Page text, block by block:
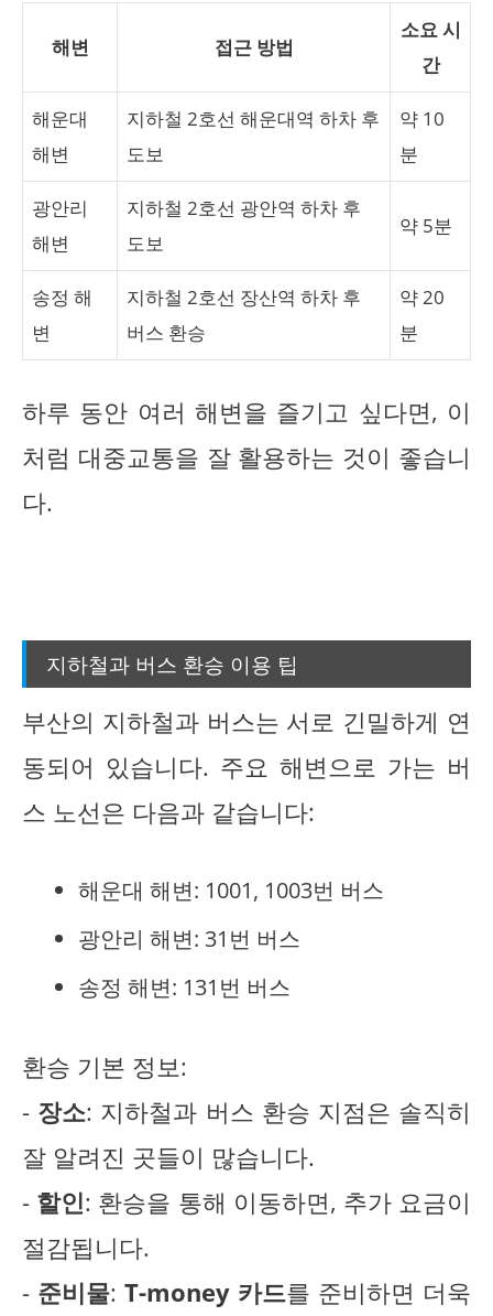
해변 접근 방법
소요 시
간
해운대
해변
지하철 2호선 해운대역 하차 후
도보
약 10
분
광안리
해변
지하철 2호선 광안역 하차 후
도보
약 5분
송정 해
변
지하철 2호선 장산역 하차 후
버스 환승
약 20
분
하루 동안 여러 해변을 즐기고 싶다면, 이
처럼 대중교통을 잘 활용하는 것이 좋습니
다.
지하철과 버스 환승 이용 팁
부산의 지하철과 버스는 서로 긴밀하게 연
동되어 있습니다. 주요 해변으로 가는 버
스 노선은 다음과 같습니다:
해운대 해변: 1001, 1003번 버스
광안리 해변: 31번 버스
송정 해변: 131번 버스
환승 기본 정보:
- 장소: 지하철과 버스 환승 지점은 솔직히
잘 알려진 곳들이 많습니다.
- 할인: 환승을 통해 이동하면, 추가 요금이
절감됩니다.
- 준비물: T-money 카드를 준비하면 더욱